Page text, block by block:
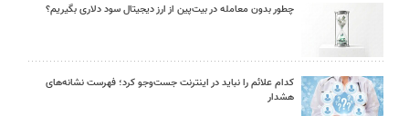
چطور بدون معامله در بیت‌پین از ارز دیجیتال سود دلاری بگیریم؟
کدام علائم را نباید در اینترنت جست‌وجو کرد؛ فهرست نشانه‌های
هشدار